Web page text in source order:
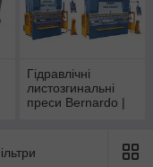
Гідравлічні
листозгинальні
преси Bernardo |